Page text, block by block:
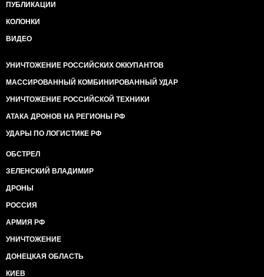
ПУБЛИКАЦИИ
КОЛОНКИ
ВИДЕО
УНИЧТОЖЕНИЕ РОССИЙСКИХ ОККУПАНТОВ
МАССИРОВАННЫЙ КОМБИНИРОВАННЫЙ УДАР
УНИЧТОЖЕНИЕ РОССИЙСКОЙ ТЕХНИКИ
АТАКА ДРОНОВ НА РЕГИОНЫ РФ
УДАРЫ ПО ЛОГИСТИКЕ РФ
ОБСТРЕЛ
ЗЕЛЕНСКИЙ ВЛАДИМИР
ДРОНЫ
РОССИЯ
АРМИЯ РФ
УНИЧТОЖЕНИЕ
ДОНЕЦКАЯ ОБЛАСТЬ
КИЕВ